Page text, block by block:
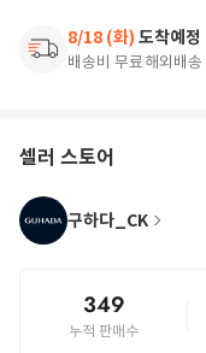
8/18 (화) 도착예정
배송비 무료해외배송
셀러 스토어
구하다_CK
349
누적 판매수